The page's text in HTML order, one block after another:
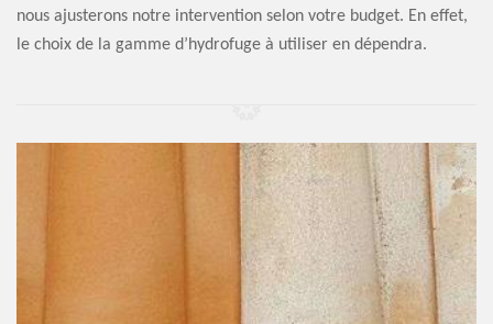
nous ajusterons notre intervention selon votre budget. En effet,
le choix de la gamme d’hydrofuge à utiliser en dépendra.